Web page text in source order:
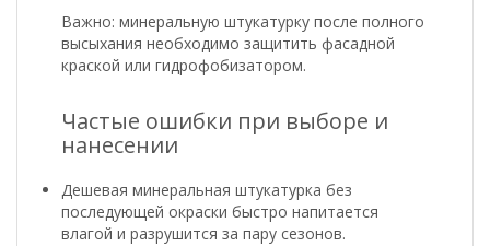
Важно: минеральную штукатурку после полного
высыхания необходимо защитить фасадной
краской или гидрофобизатором.
Частые ошибки при выборе и
нанесении
Дешевая минеральная штукатурка без
последующей окраски быстро напитается
влагой и разрушится за пару сезонов.